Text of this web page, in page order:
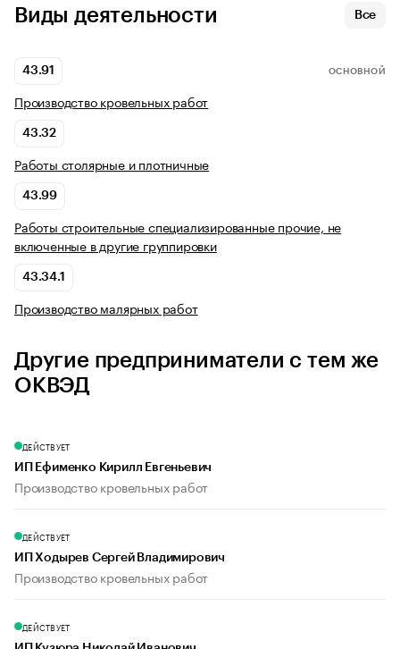
Виды деятельности Все
43.91 ОСНОВНОЙ
Производство кровельных работ
43.32
Работы столярные и плотничные
43.99
Работы строительные специализированные прочие, не
включенные в другие группировки
43.34.1
Производство малярных работ
Другие предприниматели с тем же
ОКВЭД
ДЕЙСТВУЕТ
ИП Ефименко Кирилл Евгеньевич
Производство кровельных работ
ДЕЙСТВУЕТ
ИП Ходырев Сергей Владимирович
Производство кровельных работ
ДЕЙСТВУЕТ